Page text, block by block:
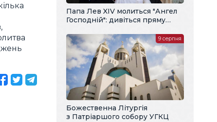
Папа Лев XIV молиться "Ангел
Господній": дивіться пряму
перекладом
Божественна Літургія
з Патріаршого собору УГКЦ
9 серпня